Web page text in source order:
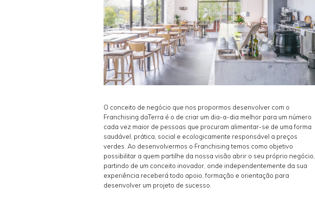
O conceito de negócio que nos propormos desenvolver com o
Franchising daTerra é o de criar um dia-a-dia melhor para um número
cada vez maior de pessoas que procuram alimentar-se de uma forma
saudável, prática, social e ecologicamente responsável a preços
verdes. Ao desenvolvermos o Franchising temos como objetivo
possibilitar a quem partilhe da nossa visão abrir o seu próprio negócio,
partindo de um conceito inovador, onde independentemente da sua
experiência receberá todo apoio, formação e orientação para
desenvolver um projeto de sucesso.